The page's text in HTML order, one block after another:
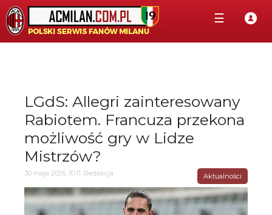
☰
LGdS: Allegri zainteresowany
Rabiotem. Francuza przekona
możliwość gry w Lidze
Mistrzów?
30 maja 2026, 10:11, Redakcja Aktualności